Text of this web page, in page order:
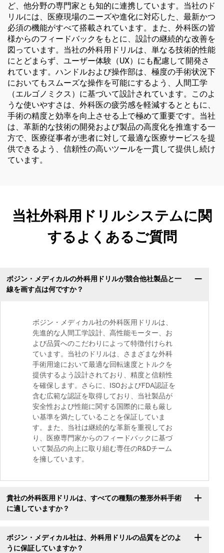
ど、他分野の専門家とも知的に連携しています。当社のド
リルには、医療現場のニーズや進化に対応した、最新かつ
必須の機能がすべて搭載されています。また、外科医の皆
様からのフィードバックをもとに、設計の継続的な改善を
図っています。当社の外科用ドリルは、単なる技術的性能
にとどまらず、ユーザー体験（UX）にも配慮して開発さ
れています。ハンドルおよび操作部は、極度の手術状況下
においてもスムーズな操作を可能にするよう、人間工学
（エルゴノミクス）に基づいて設計されています。このよ
うな使いやすさは、外科医の疲労感を軽減するとともに、
手術の精度と効率を向上させる上で極めて重要です。当社
は、革新的な技術の開発および製品の高度化を推進する一
方で、医療従事者が患者に対して最適な医療サービスを提
供できるよう、信頼性の高いツールを一貫して提供し続け
ています。
当社外科用ドリルシステムに関
するよくあるご質問
ボジン・メディカルの外科用ドリルが競合他社製品と一
線を画す点は何ですか？
ボジン・メディカル社の外科医用ドリルは、
先進的な人間工学設計、高性能モーター、お
よび品質へのこだわりによって特徴付けられ
ています。当社のドリルは、さまざまな外科
手術用途において最適な回転速度とトルクを
提供するよう設計されており、精度と信頼性
を確保します。さらに、ISOおよびFDA認証を
含む広範な認証を取得しており、当社製品が
安全性および性能に関する国際的に最も厳し
い基準を満たしていることを保証していま
す。また、当社は継続的な革新を重視してお
り、医療専門家からのフィードバックに基づ
いて製品の向上に取り組む専任のR&Dチーム
を擁しています。
貴社の外科医用ドリルは、すべての種類の整形外科手術
に適していますか？
ボジン・メディカル社は、外科用ドリルの品質をどのよ
うに保証していますか？